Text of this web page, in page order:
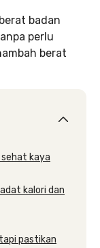
badan
perlu
berat
sehat kaya
kalori dan
pastikan